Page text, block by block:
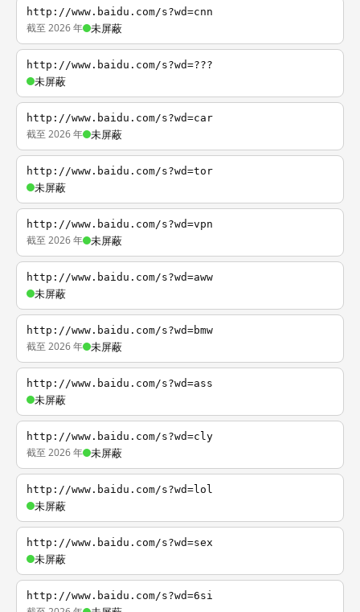
http://www.baidu.com/s?wd=cnn
截至 2026 年 未屏蔽
http://www.baidu.com/s?wd=???
未屏蔽
http://www.baidu.com/s?wd=car
截至 2026 年 未屏蔽
http://www.baidu.com/s?wd=tor
未屏蔽
http://www.baidu.com/s?wd=vpn
截至 2026 年 未屏蔽
http://www.baidu.com/s?wd=aww
未屏蔽
http://www.baidu.com/s?wd=bmw
截至 2026 年 未屏蔽
http://www.baidu.com/s?wd=ass
未屏蔽
http://www.baidu.com/s?wd=cly
截至 2026 年 未屏蔽
http://www.baidu.com/s?wd=lol
未屏蔽
http://www.baidu.com/s?wd=sex
未屏蔽
http://www.baidu.com/s?wd=6si